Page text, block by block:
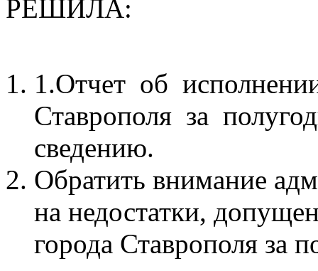
РЕШИЛА:
1.Отчет об
Ставрополя за
сведению.
Обратить внимание
на недостатки,
города Ставрополя за